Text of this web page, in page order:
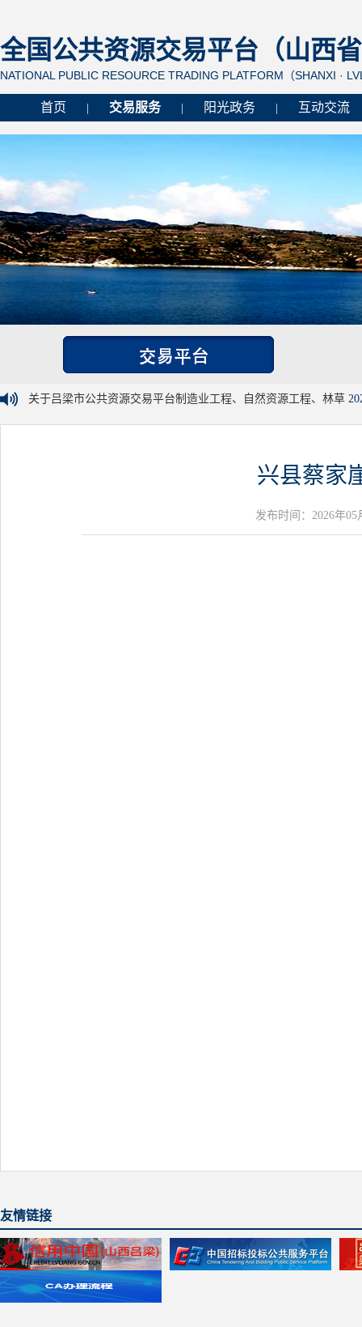
全国公共资源交易平台（山西
NATIONAL PUBLIC RESOURCE TRADING PLATFORM（SHANXI ·
首页 交易服务 阳光政务 互动交流
关于吕梁市公共资源交易平台制造业工程、自然资源工程、林草
兴县蔡家
发布时间：2026年05
友情链接